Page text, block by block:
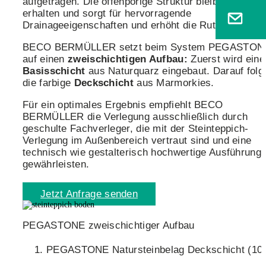
erhalten und sorgt für hervorragende
Drainageeigenschaften und erhöht die
BECO BERMÜLLER setzt beim System
auf einen zweischichtigen Aufbau: Zuerst wird eine
Basisschicht aus Naturquarz eingebaut. Darauf
die farbige Deckschichtaus Marmorkies.
Für ein optimales Ergebnis empfiehlt BECO
BERMÜLLER die Verlegung ausschließlich durch
geschulte Fachverleger, die mit der Steinteppich-
Verlegung im Außenbereich vertraut sind und eine
technisch wie gestalterisch hochwertige Ausführung
gewährleisten.
Jetzt Anfrage senden
PEGASTONE zweischichtiger Aufbau
PEGASTONE Natursteinbelag Deckschicht (10